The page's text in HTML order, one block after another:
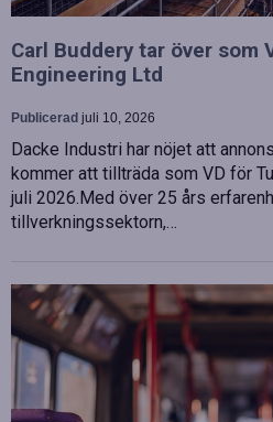
Carl Buddery tar över som
Engineering Ltd
Publicerad juli 10, 2026
Dacke Industri har nöjet att
kommer att tillträda som VD för
juli 2026.Med över 25 års
tillverkningssektorn,…